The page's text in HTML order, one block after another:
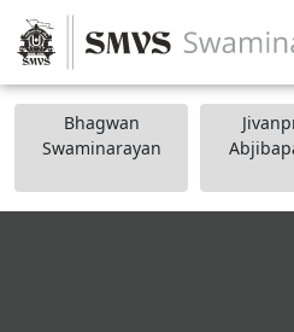
Bhagwan
Swaminarayan